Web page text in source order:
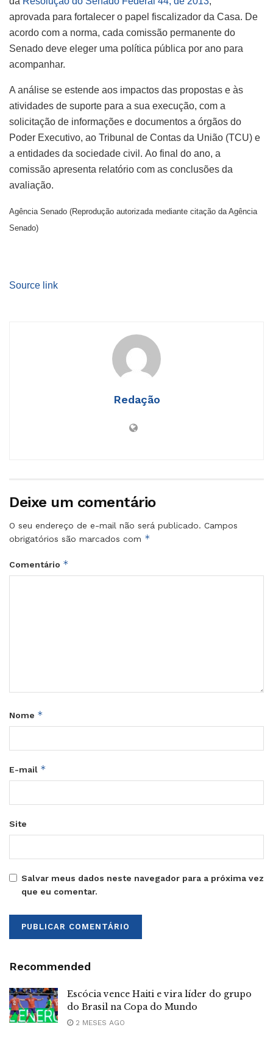
aprovada para fortalecer o papel fiscalizador da Casa. De
acordo com a norma, cada comissão permanente do
Senado deve eleger uma política pública por ano para
acompanhar.
A análise se estende aos impactos das propostas e às
atividades de suporte para a sua execução, com a
solicitação de informações e documentos a órgãos do
Poder Executivo, ao Tribunal de Contas da União (TCU) e
a entidades da sociedade civil. Ao final do ano, a
comissão apresenta relatório com as conclusões da
avaliação.
Agência Senado (Reprodução autorizada mediante citação da Agência
Senado)
Source link
Redação
Deixe um comentário
O seu endereço de e-mail não será publicado. Campos
obrigatórios são marcados com *
Comentário *
Nome *
E-mail *
Site
Salvar meus dados neste navegador para a próxima vez
que eu comentar.
Recommended
Escócia vence Haiti e vira líder do grupo
do Brasil na Copa do Mundo
2 MESES AGO